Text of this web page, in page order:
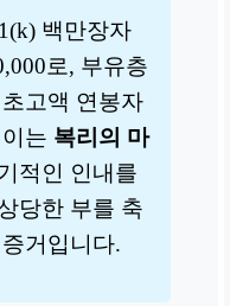
백만장자
로, 부유층
고액 연봉자
는 복리의 마
적인 인내를
당한 부를 축
거입니다.